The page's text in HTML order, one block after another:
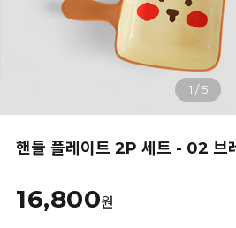
1 /5
핸들 플레이트 2P 세트 - 02 브
16,800원